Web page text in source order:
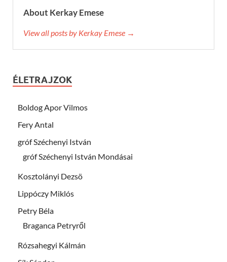
About Kerkay Emese
View all posts by Kerkay Emese →
ÉLETRAJZOK
Boldog Apor Vilmos
Fery Antal
gróf Széchenyi István
gróf Széchenyi István Mondásai
Kosztolányi Dezsö
Lippóczy Miklós
Petry Béla
Braganca Petryről
Rózsahegyi Kálmán